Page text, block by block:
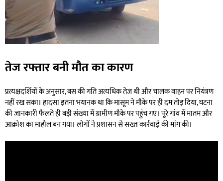
तेज रफ्तार बनी मौत का कारण
प्रत्यक्षदर्शियों के अनुसार, बस की गति अत्यधिक तेज थी और चालक वाहन पर नियंत्रण
नहीं रख सका। हादसा इतना भयानक था कि मासूम ने मौके पर ही दम तोड़ दिया, घटना
की जानकारी फैलते ही बड़ी संख्या में ग्रामीण मौके पर पहुंच गए। पूरे गांव में मातम और
आक्रोश का माहौल बन गया। लोगों ने प्रशासन से सख्त कार्रवाई की मांग की।